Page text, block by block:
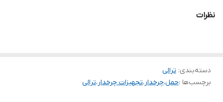
یک یا چند کشو قابل ساخت است
ابعاد عمومی : 45*60 و 70*50 سانتیمتر – ارتفاع 85 سانتیمتر
ملحقات :
نظرات
دسته‌بندی: ترالی
برچسب‌ها :حمل،چرخدار،تجهیزات چرخدار،ترالی